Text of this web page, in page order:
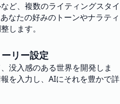
ど、複数のライティングスタイ
なたの好みのトーンやナラティ
します。
リー設定
没入感のある世界を開発しま
を入力し、AIにそれを豊かで詳